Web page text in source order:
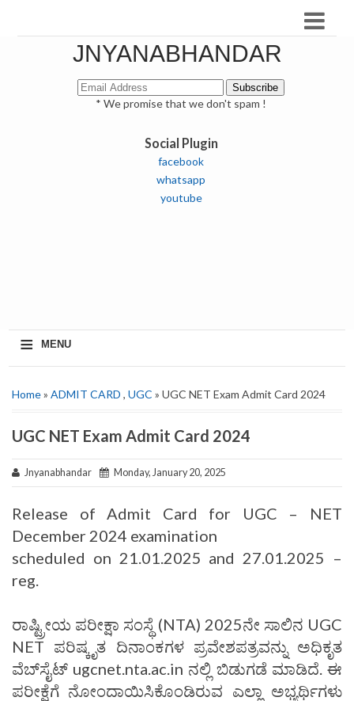
JNYANABHANDAR
* We promise that we don't spam !
Social Plugin
facebook
whatsapp
youtube
≡ MENU
Home» ADMIT CARD , UGC » UGC NET Exam Admit Card 2024
UGC NET Exam Admit Card 2024
Jnyanabhandar Monday, January 20, 2025
Release of Admit Card for UGC – NET
December 2024 examination
scheduled on 21.01.2025 and 27.01.2025 –
reg.
ರಾಷ್ಟ್ರೀಯ ಪರೀಕ್ಷಾ ಸಂಸ್ಥೆ (NTA) 2025ನೇ ಸಾಲಿನ UGC
NET ಪರಿಷ್ಕೃತ ದಿನಾಂಕಗಳ ಪ್ರವೇಶಪತ್ರವನ್ನು ಅಧಿಕೃತ
ವೆಬ್‌ಸೈಟ್ ugcnet.nta.ac.in ನಲ್ಲಿ ಬಿಡುಗಡೆ ಮಾಡಿದೆ. ಈ
ಪರೀಕ್ಷೆಗೆ ನೋಂದಾಯಿಸಿಕೊಂಡಿರುವ ಎಲ್ಲಾ ಅಭ್ಯರ್ಥಿಗಳು